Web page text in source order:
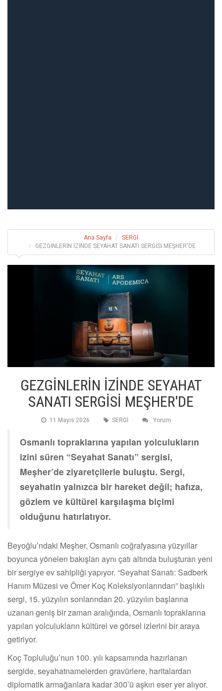
Ana Sayfa
SERGİ
GEZGİNLERİN İZİNDE SEYAHAT SANATI SERGİSİ MEŞHER'DE
GEZGİNLERİN İZİNDE SEYAHAT
SANATI SERGİSİ MEŞHER'DE
11 Mayis 2026 SERGİ Yorum
Osmanlı topraklarına yapılan yolculukların
izini süren “Seyahat Sanatı” sergisi,
Meşher’de ziyaretçilerle buluştu. Sergi,
seyahatin yalnızca bir hareket değil; hafıza,
gözlem ve kültürel karşılaşma biçimi
olduğunu hatırlatıyor.
Beyoğlu’ndaki Meşher, Osmanlı coğrafyasına yüzyıllar
boyunca yönelen bakışları aynı çatı altında buluşturan yeni
bir sergiye ev sahipliği yapıyor. “Seyahat Sanatı: Sadberk
Hanım Müzesi ve Ömer Koç Koleksiyonlarından” başlıklı
sergi, 15. yüzyılın sonlarından 20. yüzyılın başlarına
uzanan geniş bir zaman aralığında, Osmanlı topraklarına
yapılan yolculukların kültürel ve görsel izlerini bir araya
getiriyor.
Koç Topluluğu’nun 100. yılı kapsamında hazırlanan
sergide, seyahatnamelerden gravürlere, haritalardan
diplomatik armağanlara kadar 300’ü aşkın eser yer alıyor.